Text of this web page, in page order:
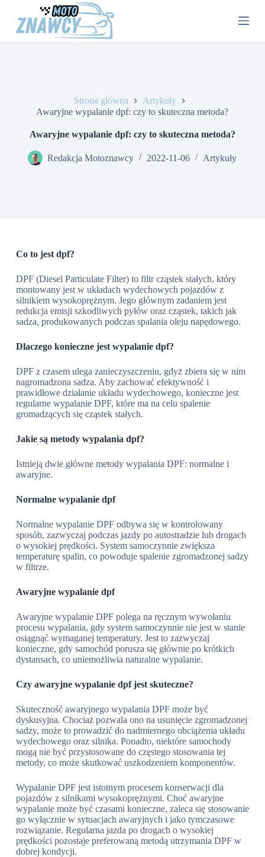
Strona główna
Artykuły
Awaryjne wypalanie dpf: czy to skuteczna metoda?
Awaryjne wypalanie dpf: czy to skuteczna metoda?
Redakcja Motoznawcy 2022-11-06 Artykuły
Co to jest dpf?
DPF (Diesel Particulate Filter) to filtr cząstek stałych, który
montowany jest w układach wydechowych pojazdów z
silnikiem wysokoprężnym. Jego głównym zadaniem jest
redukcja emisji szkodliwych pyłów oraz cząstek, takich jak
sadza, produkowanych podczas spalania oleju napędowego.
Dlaczego konieczne jest wypalanie dpf?
DPF z czasem ulega zanieczyszczeniu, gdyż zbiera się w nim
nagromadzona sadza. Aby zachować efektywność i
prawidłowe działanie układu wydechowego, konieczne jest
regularne wypalanie DPF, które ma na celu spalenie
gromadzących się cząstek stałych.
Jakie są metody wypalania dpf?
Istnieją dwie główne metody wypalania DPF: normalne i
awaryjne.
Normalne wypalanie dpf
Normalne wypalanie DPF odbywa się w kontrolowany
sposób, zazwyczaj podczas jazdy po autostradzie lub drogach
o wysokiej prędkości. System samoczynnie zwiększa
temperaturę spalin, co powoduje spalenie zgromadzonej sadzy
w filtrze.
Awaryjne wypalanie dpf
Awaryjne wypalanie DPF polega na ręcznym wywołaniu
procesu wypalania, gdy system samoczynnie nie jest w stanie
osiągnąć wymaganej temperatury. Jest to zazwyczaj
konieczne, gdy samochód porusza się głównie po krótkich
dystansach, co uniemożliwia naturalne wypalanie.
Czy awaryjne wypalanie dpf jest skuteczne?
Skuteczność awaryjnego wypalania DPF może być
dyskusyjna. Chociaż pozwala ono na usunięcie zgromadzonej
sadzy, może to prowadzić do nadmiernego obciążenia układu
wydechowego oraz silnika. Ponadto, niektóre samochody
mogą nie być przystosowane do częstego stosowania tej
metody, co może skutkować uszkodzeniem komponentów.
Wypalanie DPF jest istotnym procesem konserwacji dla
pojazdów z silnikami wysokoprężnymi. Choć awaryjne
wypalanie może być czasami konieczne, zaleca się stosowanie
go wyłącznie w sytuacjach awaryjnych i jako tymczasowe
rozwiązanie. Regularna jazda po drogach o wysokiej
prędkości pozostaje preferowaną metodą utrzymania DPF w
dobrej kondycji.